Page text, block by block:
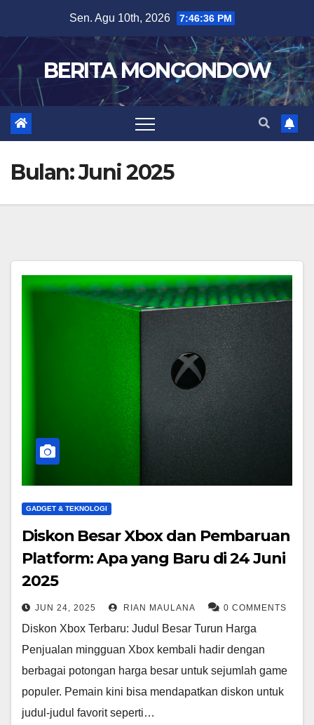
content
Sen. Agu 10th, 2026 7:46:37 PM
BERITA MONGONDOW
Bulan:Juni 2025
GADGET & TEKNOLOGI
Diskon Besar Xbox dan Pembaruan
Platform: Apa yang Baru di 24 Juni
2025
JUN 24, 2025 RIAN MAULANA 0 COMMENTS
Diskon Xbox Terbaru: Judul Besar Turun Harga
Penjualan mingguan Xbox kembali hadir dengan
berbagai potongan harga besar untuk sejumlah game
populer. Pemain kini bisa mendapatkan diskon untuk
judul-judul favorit seperti…